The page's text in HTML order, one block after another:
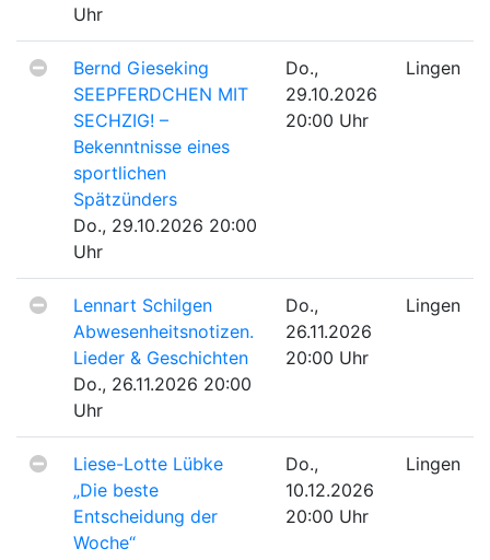
Uhr
Bernd Gieseking
SEEPFERDCHEN MIT
SECHZIG! –
Bekenntnisse eines
sportlichen
Spätzünders
Do., 29.10.2026 20:00
Uhr
Do.,
29.10.2026
20:00 Uhr
Lingen
Lennart Schilgen
Abwesenheitsnotizen.
Lieder & Geschichten
Do., 26.11.2026 20:00
Uhr
Do.,
26.11.2026
20:00 Uhr
Lingen
Liese-Lotte Lübke
„Die beste
Entscheidung der
Woche“
Do.,
10.12.2026
20:00 Uhr
Lingen